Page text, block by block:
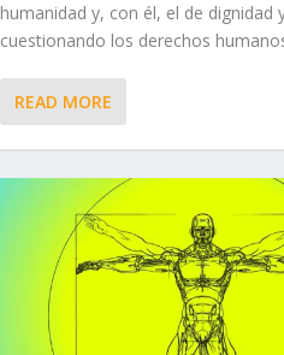
humanidad y, con él, el de dignidad
cuestionando los derechos
READ MORE